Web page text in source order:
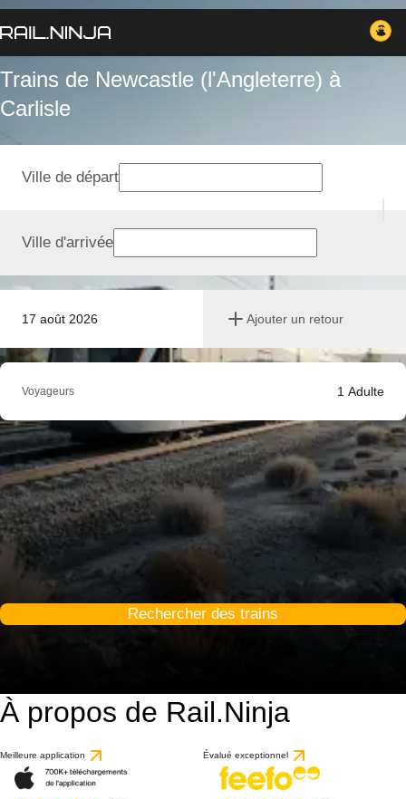
Trains de Newcastle (l'Angleterre) à
Carlisle
17 août 2026 Ajouter un retour
Ville de départ
Ville d'arrivée
Voyageurs 1 Adulte
Rechercher des trains
À propos de Rail.Ninja
Meilleure application Évalué exceptionnel